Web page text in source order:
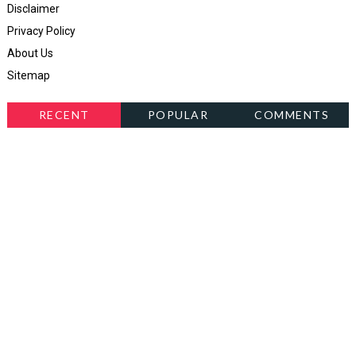
Disclaimer
Privacy Policy
About Us
Sitemap
RECENT POPULAR COMMENTS